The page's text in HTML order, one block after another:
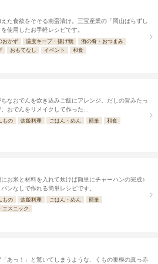
えた食欲をそそる南蛮漬け。三宝産業の「岡山ばらずし
使用したお手軽レシピです。
おかず 温度キープ・揚げ物
酒の肴・おつまみ
おもてなし イベント 和食
ちなおでんを炊き込みご飯にアレンジ。だしの旨みたっ
、おでんをリメイクして作った...
もの 炊飯料理 ごはん・めん 簡単 和食
にお米と材料を入れて炊けば簡単にチャーハンの完成♪
パンなしで作れる簡単レシピです。
もの 炊飯料理 ごはん・めん
簡単
エスニック
「あっ！」と驚いてしまうような、くもの巣模の真っ赤